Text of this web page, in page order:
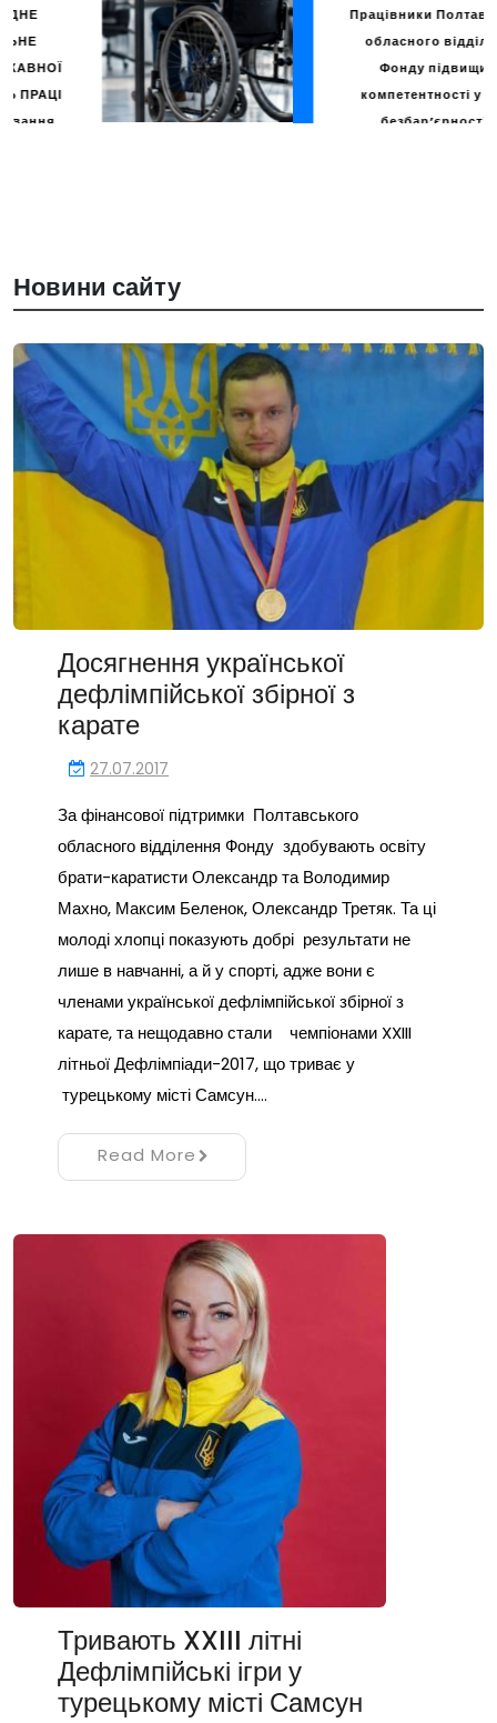
Працівники Полтавського
обласного відділення
Фонду підвищили
компетентності у сфері
безбар’єрності та
Новини сайту
Досягнення української
дефлімпійської збірної з
карате
27.07.2017
За фінансової підтримки Полтавського
обласного відділення Фонду здобувають освіту
брати-каратисти Олександр та Володимир
Махно, Максим Беленок, Олександр Третяк. Та ці
молоді хлопці показують добрі результати не
лише в навчанні, а й у спорті, адже вони є
членами української дефлімпійської збірної з
карате, та нещодавно стали чемпіонами XXIII
літньої Дефлімпіади-2017, що триває у
турецькому місті Самсун.…
Read More
Тривають XXIII літні
Дефлімпійські ігри у
турецькому місті Самсун